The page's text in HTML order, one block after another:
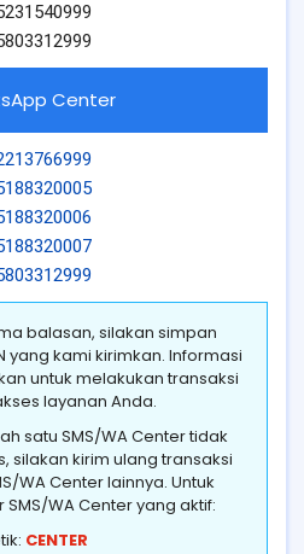
Center
balasan, silakan simpan
yang kami kirimkan. Informasi
untuk melakukan transaksi
layanan Anda.
satu SMS/WA Center tidak
silakan kirim ulang transaksi
WA Center lainnya. Untuk
WA Center yang aktif:
CENTER